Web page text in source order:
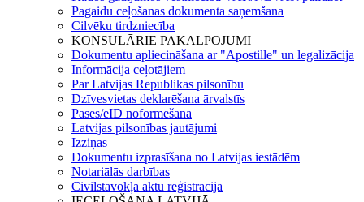
Pagaidu ceļošanas dokumenta saņemšana
Cilvēku tirdzniecība
KONSULĀRIE PAKALPOJUMI
Dokumentu apliecināšana ar "Apostille" un legalizācija
Informācija ceļotājiem
Par Latvijas Republikas pilsonību
Dzīvesvietas deklarēšana ārvalstīs
Pases/eID noformēšana
Latvijas pilsonības jautājumi
Izziņas
Dokumentu izprasīšana no Latvijas iestādēm
Notariālās darbības
Civilstāvokļa aktu reģistrācija